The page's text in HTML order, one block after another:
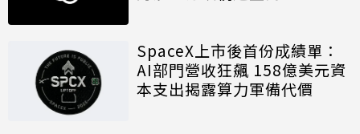
SpaceX上市後首份成績單：
AI部門營收狂飆 158億美元資
本支出揭露算力軍備代價